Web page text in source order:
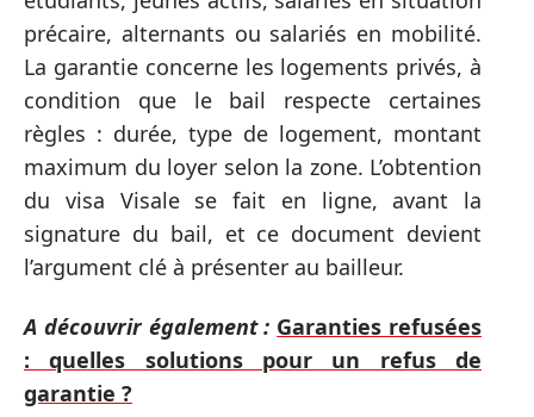
précaire, alternants ou salariés en mobilité.
La garantie concerne les logements privés, à
condition que le bail respecte certaines
règles : durée, type de logement, montant
maximum du loyer selon la zone. L’obtention
du visa Visale se fait en ligne, avant la
signature du bail, et ce document devient
l’argument clé à présenter au bailleur.
A découvrir également : Garanties refusées
: quelles solutions pour un refus de
garantie ?